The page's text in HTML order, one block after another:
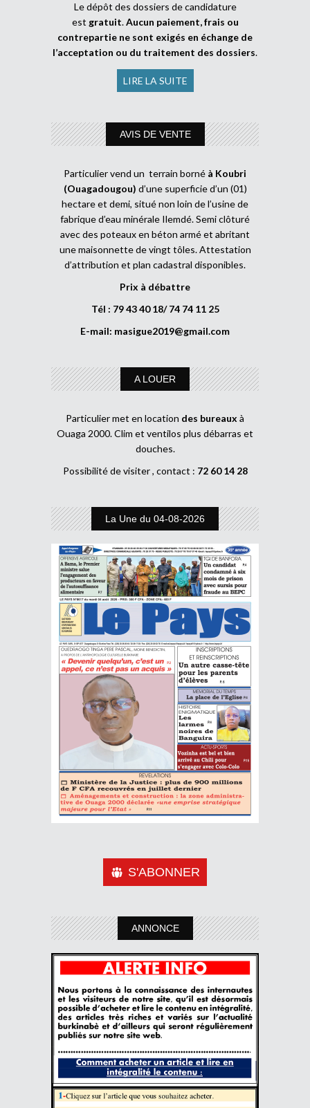
Le dépôt des dossiers de candidature
est gratuit.Aucun paiement, frais ou
contrepartie ne sont exigés en échange de
l’acceptation ou du traitement des dossiers.
LIRE LA SUITE
AVIS DE VENTE
Particulier vend un terrain borné à Koubri
(Ouagadougou) d’une superficie d’un (01)
hectare et demi, situé non loin de l’usine de
fabrique d’eau minérale Ilemdé. Semi clôturé
avec des poteaux en béton armé et abritant
une maisonnette de vingt tôles. Attestation
d’attribution et plan cadastral disponibles.
Prix à débattre
Tél : 79 43 40 18/ 74 74 11 25
E-mail: masigue2019@gmail.com
A LOUER
Particulier met en location des bureaux à
Ouaga 2000. Clim et ventilos plus débarras et
douches.
Possibilité de visiter , contact : 72 60 14 28
La Une du 04-08-2026
S'ABONNER
ANNONCE